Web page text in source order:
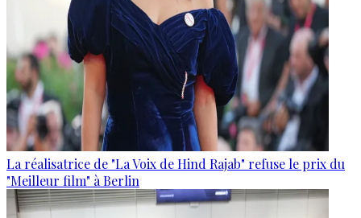
La réalisatrice de "La Voix de Hind Rajab" refuse le prix du
"Meilleur film" à Berlin